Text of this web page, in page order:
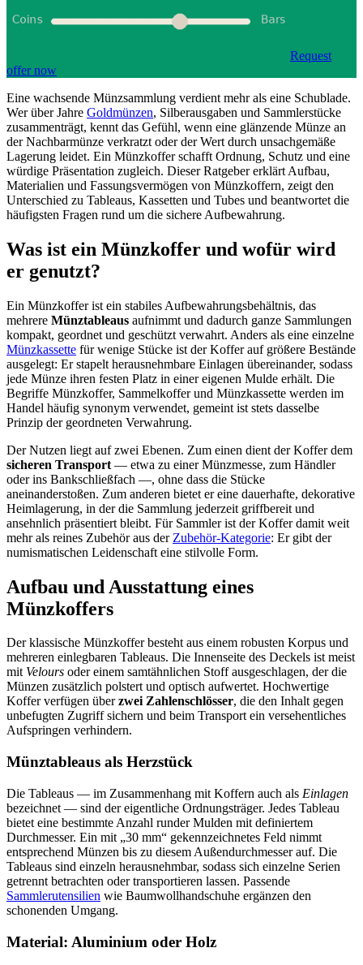
Request
offer now
Eine wachsende Münzsammlung verdient mehr als eine Schublade.
Wer über Jahre Goldmünzen, Silberausgaben und Sammlerstücke
zusammenträgt, kennt das Gefühl, wenn eine glänzende Münze an
der Nachbarmünze verkratzt oder der Wert durch unsachgemäße
Lagerung leidet. Ein Münzkoffer schafft Ordnung, Schutz und eine
würdige Präsentation zugleich. Dieser Ratgeber erklärt Aufbau,
Materialien und Fassungsvermögen von Münzkoffern, zeigt den
Unterschied zu Tableaus, Kassetten und Tubes und beantwortet die
häufigsten Fragen rund um die sichere Aufbewahrung.
Was ist ein Münzkoffer und wofür wird
er genutzt?
Ein Münzkoffer ist ein stabiles Aufbewahrungsbehältnis, das
mehrere Münztableaus aufnimmt und dadurch ganze Sammlungen
kompakt, geordnet und geschützt verwahrt. Anders als eine einzelne
Münzkassette für wenige Stücke ist der Koffer auf größere Bestände
ausgelegt: Er stapelt herausnehmbare Einlagen übereinander, sodass
jede Münze ihren festen Platz in einer eigenen Mulde erhält. Die
Begriffe Münzkoffer, Sammelkoffer und Münzkassette werden im
Handel häufig synonym verwendet, gemeint ist stets dasselbe
Prinzip der geordneten Verwahrung.
Der Nutzen liegt auf zwei Ebenen. Zum einen dient der Koffer dem
sicheren Transport — etwa zu einer Münzmesse, zum Händler
oder ins Bankschließfach —, ohne dass die Stücke
aneinanderstoßen. Zum anderen bietet er eine dauerhafte, dekorative
Heimlagerung, in der die Sammlung jederzeit griffbereit und
ansehnlich präsentiert bleibt. Für Sammler ist der Koffer damit weit
mehr als reines Zubehör aus der Zubehör-Kategorie: Er gibt der
numismatischen Leidenschaft eine stilvolle Form.
Aufbau und Ausstattung eines
Münzkoffers
Der klassische Münzkoffer besteht aus einem robusten Korpus und
mehreren einlegbaren Tableaus. Die Innenseite des Deckels ist meist
mit Velours oder einem samtähnlichen Stoff ausgeschlagen, der die
Münzen zusätzlich polstert und optisch aufwertet. Hochwertige
Koffer verfügen überzwei Zahlenschlösser, die den Inhalt gegen
unbefugten Zugriff sichern und beim Transport ein versehentliches
Aufspringen verhindern.
Münztableaus als Herzstück
Die Tableaus — im Zusammenhang mit Koffern auch als Einlagen
bezeichnet — sind der eigentliche Ordnungsträger. Jedes Tableau
bietet eine bestimmte Anzahl runder Mulden mit definiertem
Durchmesser. Ein mit „30 mm“ gekennzeichnetes Feld nimmt
entsprechend Münzen bis zu diesem Außendurchmesser auf. Die
Tableaus sind einzeln herausnehmbar, sodass sich einzelne Serien
getrennt betrachten oder transportieren lassen. Passende
Sammlerutensilien wie Baumwollhandschuhe ergänzen den
schonenden Umgang.
Material: Aluminium oder Holz